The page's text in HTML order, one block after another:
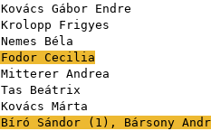
Kovács Gábor Endre
Krolopp Frigyes
Nemes Béla
Fodor Cecilia
Mitterer Andrea
Tas Beátrix
Kovács Márta
Bíró Sándor ( 1 ), Bársony